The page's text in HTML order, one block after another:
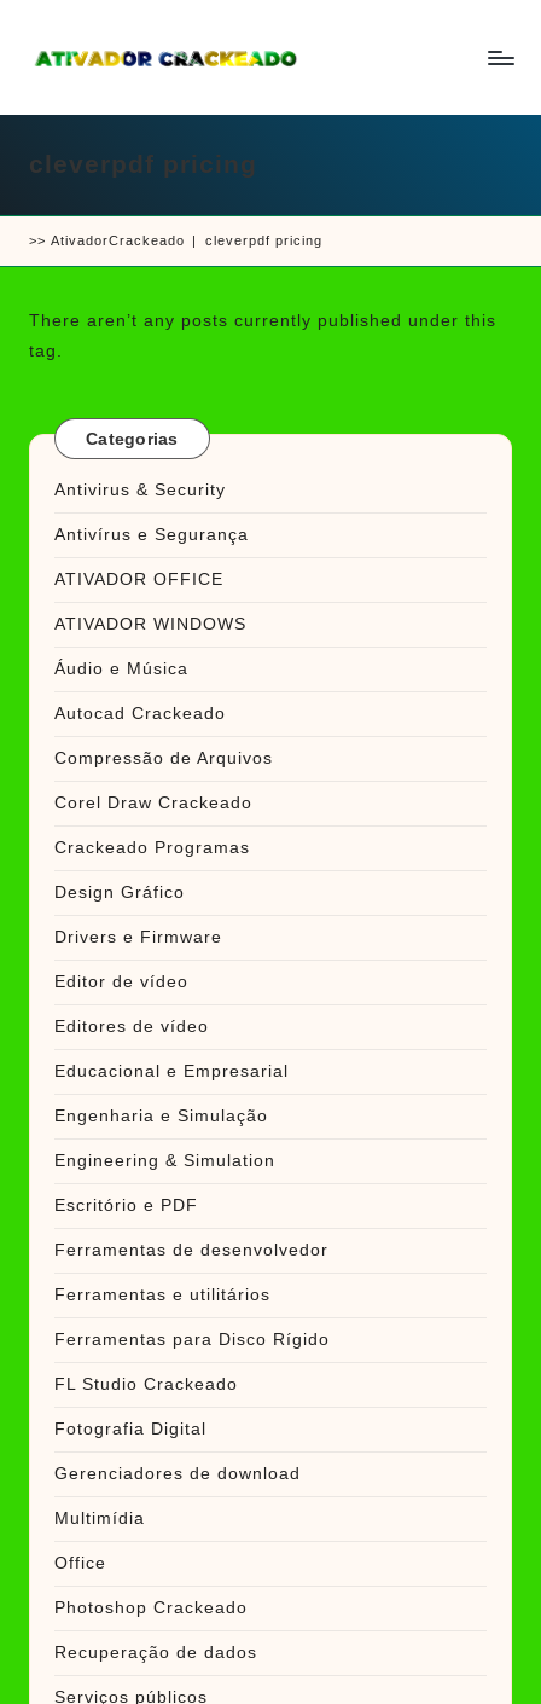
content
ti
a
d
r
e
c
k
e
completo
crackear
software
cleverpdf pricing
>> AtivadorCrackeado | cleverpdf pricing
There aren’t any posts currently published under this
tag.
Categorias
Antivirus & Security
Antivírus e Segurança
ATIVADOR OFFICE
ATIVADOR WINDOWS
Áudio e Música
Autocad Crackeado
Compressão de Arquivos
Corel Draw Crackeado
Crackeado Programas
Design Gráfico
Drivers e Firmware
Editor de vídeo
Editores de vídeo
Educacional e Empresarial
Engenharia e Simulação
Engineering & Simulation
Escritório e PDF
Ferramentas de desenvolvedor
Ferramentas e utilitários
Ferramentas para Disco Rígido
FL Studio Crackeado
Fotografia Digital
Gerenciadores de download
Multimídia
Office
Photoshop Crackeado
Recuperação de dados
Serviços públicos